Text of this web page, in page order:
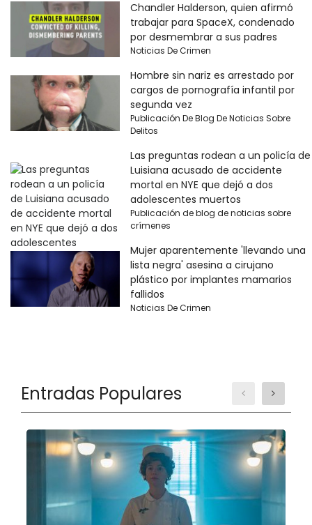
Chandler Halderson, quien afirmó
trabajar para SpaceX, condenado
por desmembrar a sus padres
Noticias De Crimen
Hombre sin nariz es arrestado por
cargos de pornografía infantil por
segunda vez
Publicación De Blog De Noticias Sobre
Delitos
Las preguntas rodean a un policía de
Luisiana acusado de accidente
mortal en NYE que dejó a dos
adolescentes muertos
Publicación de blog de noticias sobre
crímenes
Mujer aparentemente 'llevando una
lista negra' asesina a cirujano
plástico por implantes mamarios
fallidos
Noticias De Crimen
Entradas Populares